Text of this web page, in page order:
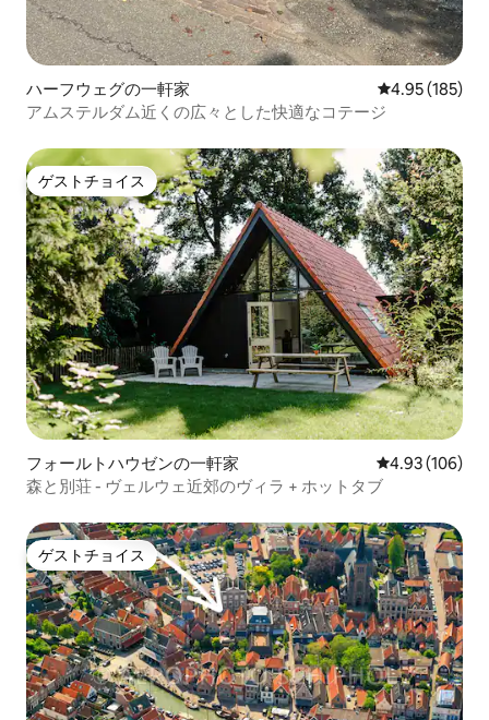
ハーフウェグの一軒家 レビュー185
4.95 (185)
アムステルダム近くの広々とした快適なコテージ
ゲストチョイス
ゲストチョイス
フォールトハウゼンの一軒家 レビュー106
4.93 (106)
森と別荘 - ヴェルウェ近郊のヴィラ + ホットタブ
ゲストチョイス
ゲストチョイス